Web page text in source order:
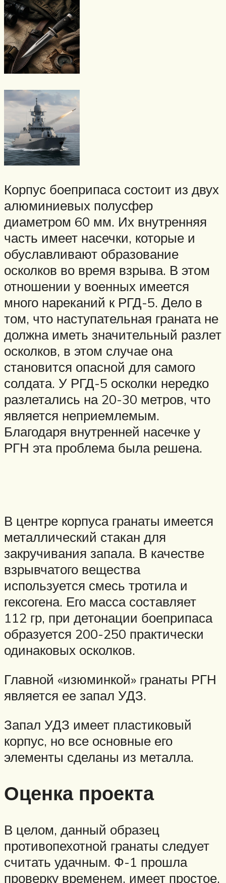
Корпус боеприпаса состоит из двух
алюминиевых полусфер
диаметром 60 мм. Их внутренняя
часть имеет насечки, которые и
обуславливают образование
осколков во время взрыва. В этом
отношении у военных имеется
много нареканий к РГД-5. Дело в
том, что наступательная граната не
должна иметь значительный разлет
осколков, в этом случае она
становится опасной для самого
солдата. У РГД-5 осколки нередко
разлетались на 20-30 метров, что
является неприемлемым.
Благодаря внутренней насечке у
РГН эта проблема была решена.
В центре корпуса гранаты имеется
металлический стакан для
закручивания запала. В качестве
взрывчатого вещества
используется смесь тротила и
гексогена. Его масса составляет
112 гр, при детонации боеприпаса
образуется 200-250 практически
одинаковых осколков.
Главной «изюминкой» гранаты РГН
является ее запал УДЗ.
Запал УДЗ имеет пластиковый
корпус, но все основные его
элементы сделаны из металла.
Оценка проекта
В целом, данный образец
противопехотной гранаты следует
считать удачным. Ф-1 прошла
проверку временем, имеет простое,